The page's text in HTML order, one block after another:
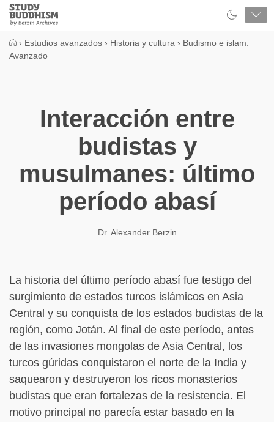
Close
Study
Buddhism
› Estudios avanzados › Historia y cultura › Budismo e islam:
Avanzado
Interacción entre
budistas y
musulmanes: último
período abasí
Dr. Alexander Berzin
La historia del último período abasí fue testigo del
surgimiento de estados turcos islámicos en Asia
Central y su conquista de los estados budistas de la
región, como Jotán. Al final de este período, antes
de las invasiones mongolas de Asia Central, los
turcos gúridas conquistaron el norte de la India y
saquearon y destruyeron los ricos monasterios
budistas que eran fortalezas de la resistencia. El
motivo principal no parecía estar basado en la